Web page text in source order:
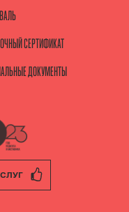
СЕРТИФИКАТ
ДОКУМЕНТЫ